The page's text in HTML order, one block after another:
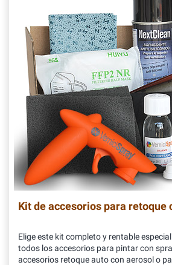
Kit de accesorios para retoque
Elige este kit completo y rentable
todos los accesorios para pintar con
accesorios retoque auto con aerosol o